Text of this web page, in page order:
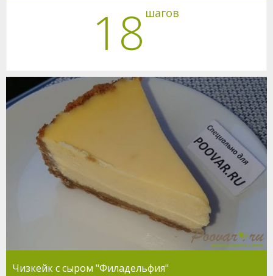
18 шагов
Чизкейк с сыром "Филадельфия"